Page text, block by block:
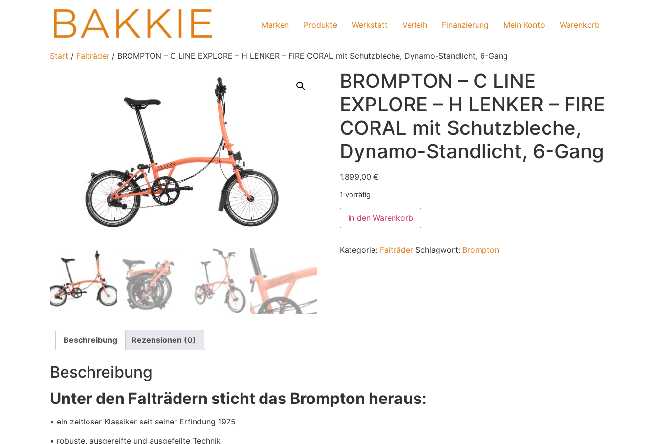
Marken Produkte Werkstatt Verleih Finanzierung Mein Konto Warenkorb
Start / Falträder / BROMPTON – C LINE EXPLORE – H LENKER – FIRE CORAL mit Schutzbleche, Dynamo-Standlicht, 6-Gang
BROMPTON – C LINE
EXPLORE – H LENKER – FIRE
CORAL mit Schutzbleche,
Dynamo-Standlicht, 6-Gang
1.899,00 €
1 vorrätig
In den Warenkorb
Kategorie: Falträder Schlagwort: Brompton
Beschreibung Rezensionen (0)
Beschreibung
Unter den Falträdern sticht das Brompton heraus:
• ein zeitloser Klassiker seit seiner Erfindung 1975
• robuste, ausgereifte und ausgefeilte Technik